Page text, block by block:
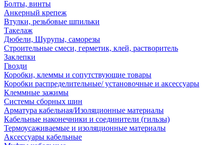
Болты, винты
Анкерный крепеж
Втулки, резьбовые шпильки
Такелаж
Дюбели, Шурупы, саморезы
Строительные смеси, герметик, клей, растворитель
Заклепки
Гвозди
Коробки, клеммы и сопутствующие товары
Коробки распределительные/ установочные и аксессуары
Клеммные зажимы
Системы сборных шин
Арматура кабельная/Изоляционные материалы
Кабельные наконечники и соединители (гильзы)
Термоусаживаемые и изоляционные материалы
Аксессуары кабельные